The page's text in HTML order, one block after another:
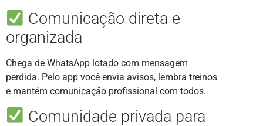
Comunicação direta e
organizada
Chega de WhatsApp lotado com mensagem
perdida. Pelo app você envia avisos, lembra treinos
e mantém comunicação profissional com todos.
Comunidade privada para